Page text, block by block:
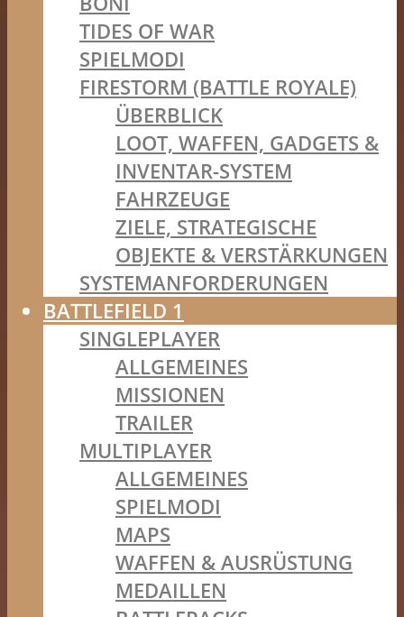
TIDES OF WAR
SPIELMODI
FIRESTORM (BATTLE ROYALE)
ÜBERBLICK
LOOT, WAFFEN, GADGETS &
INVENTAR-SYSTEM
FAHRZEUGE
ZIELE, STRATEGISCHE
OBJEKTE & VERSTÄRKUNGEN
SYSTEMANFORDERUNGEN
BATTLEFIELD 1
SINGLEPLAYER
ALLGEMEINES
MISSIONEN
TRAILER
MULTIPLAYER
ALLGEMEINES
SPIELMODI
MAPS
WAFFEN & AUSRÜSTUNG
MEDAILLEN